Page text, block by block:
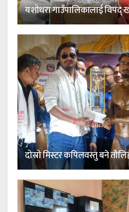
यशोधरा गाउँपालिकालाई विपद्
दोस्रो मिस्टर कपिलवस्तु बने